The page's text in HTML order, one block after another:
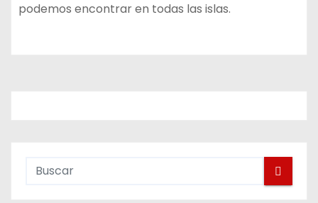
podemos encontrar en todas las islas.